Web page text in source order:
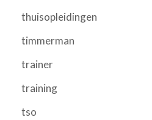
thuisopleidingen
timmerman
trainer
training
tso